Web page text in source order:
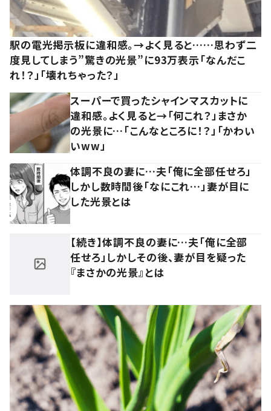
駅の電光掲示板に違和感。→よく見ると……思わず二
度見してしまう”驚きの光景”に93万表示「なんだこ
れ！？」「壊れちゃった？」
スーパーで買ったシャインマスカットに
違和感。よく見ると→「何これ？」まさか
の光景に…「こんなところに！？」「かわい
いww」
体調不良の妻に…夫「俺に全部任せろ」
しかし数時間後「なにこれ…」妻が目に
した光景とは
【続き】体調不良の妻に…夫「俺に全部
任せろ」しかしその後、妻が目を疑った
『まさかの光景』とは